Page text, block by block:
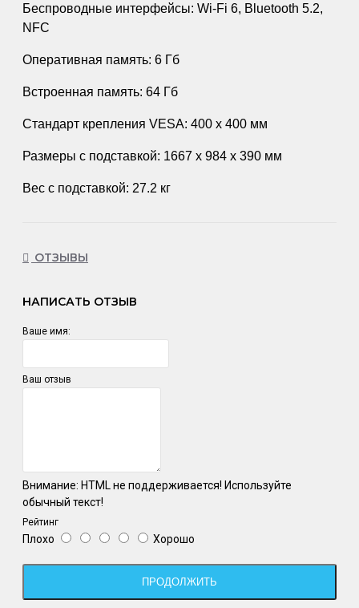
Беспроводные интерфейсы: Wi-Fi 6, Bluetooth 5.2,
NFC
Оперативная память: 6 Гб
Встроенная память: 64 Гб
Стандарт крепления VESA: 400 х 400 мм
Размеры с подставкой: 1667 х 984 х 390 мм
Вес с подставкой: 27.2 кг
ОТЗЫВЫ
НАПИСАТЬ ОТЗЫВ
Ваше имя:
Ваш отзыв
Внимание: HTML не поддерживается! Используйте
обычный текст!
Рейтинг
Плохо Хорошо
ПРОДОЛЖИТЬ